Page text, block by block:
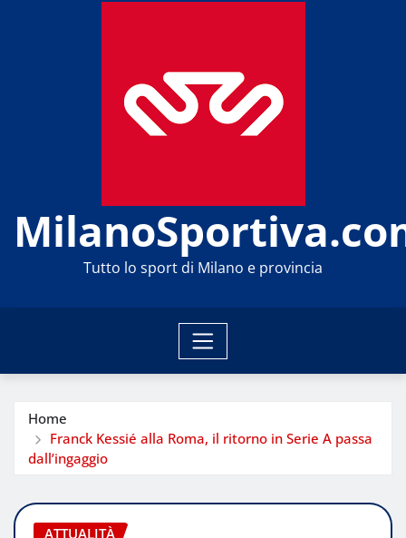
Tutto lo sport di Milano e provincia
Home
Franck Kessié alla Roma, il ritorno in Serie A passa
dall’ingaggio
ATTUALITÀ